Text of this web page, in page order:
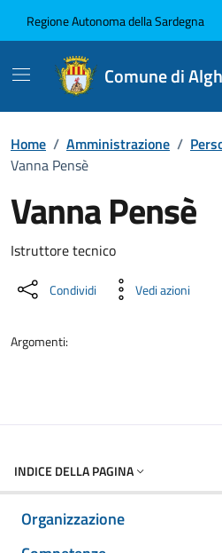
Regione Autonoma della Sardegna
Comune di
Home / Amministrazione /
Vanna Pensè
Vanna Pensè
Dettaglio della
Istruttore tecnico
Condividi Vedi azioni
Argomenti:
INDICE DELLA PAGINA
Organizzazione